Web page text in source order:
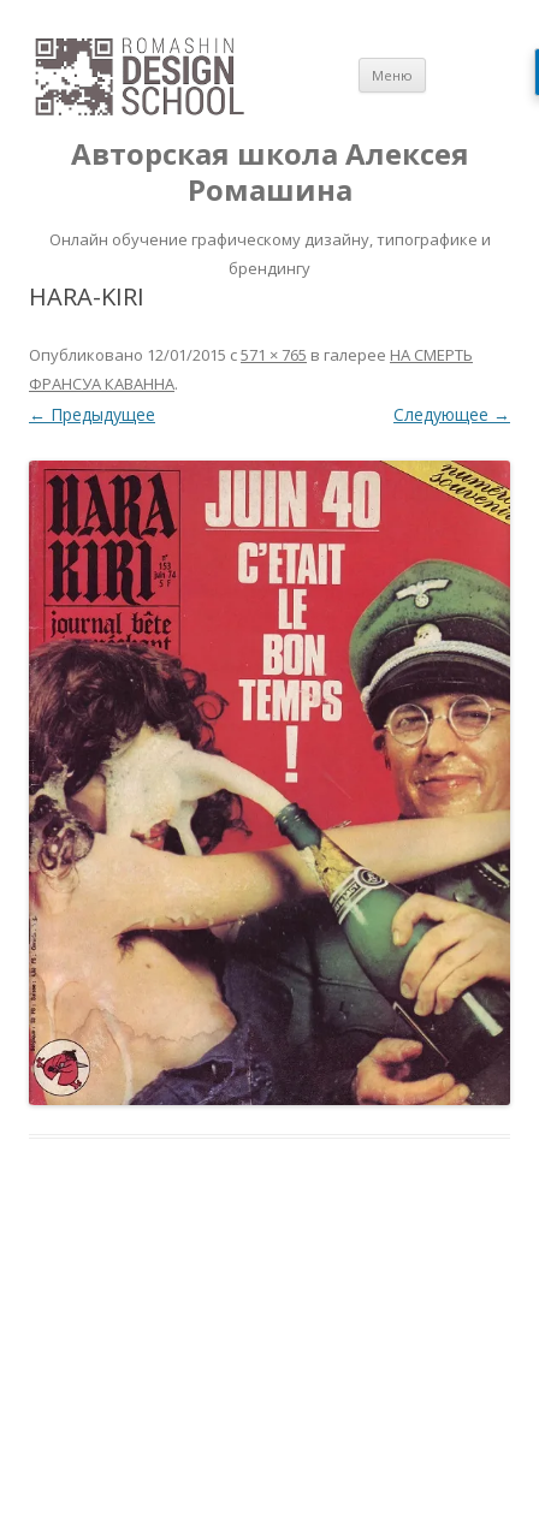
Авторская школа Алексея
Ромашина
Онлайн обучение графическому дизайну, типографике и
брендингу
Меню
содержимому
HARA-KIRI
Опубликовано 12/01/2015 с571 × 765 в галерее НА СМЕРТЬ
ФРАНСУА КАВАННА.
← Предыдущее Следующее →